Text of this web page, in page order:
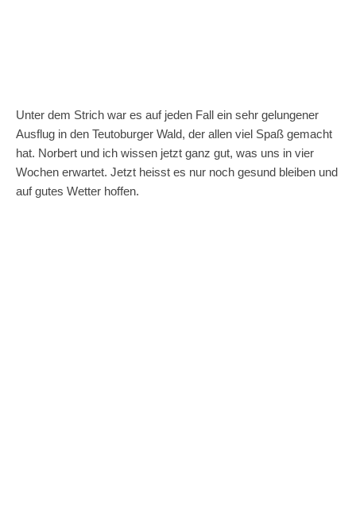
Unter dem Strich war es auf jeden Fall ein sehr gelungener
Ausflug in den Teutoburger Wald, der allen viel Spaß gemacht
hat. Norbert und ich wissen jetzt ganz gut, was uns in vier
Wochen erwartet. Jetzt heisst es nur noch gesund bleiben und
auf gutes Wetter hoffen.